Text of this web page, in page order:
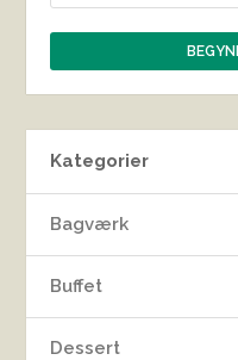
Kategorier
Bagværk
Buffet
Dessert